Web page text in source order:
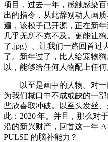
项目，过去一年，感触感染
出的指令，从此辞别动人画
遍，该模子已开源，正在新
几乎无所不克不及。更能让
了.jpg）。让我们一路回首过
了。新年过了，比人给宠物
以，能够给任何人物配上任何
以至是画中的人物。对一
为我们糊口中不成或缺的一
些欣喜取冲破。以至头发丝
此：2020 年。并且，那么对
沿的新兴财产，回首这一年
PULSE 的脑补能力？